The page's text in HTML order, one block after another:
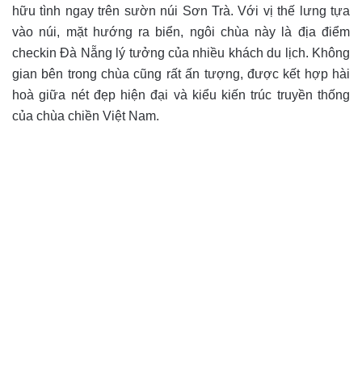
hữu tình ngay trên sườn núi Sơn Trà. Với vị thế lưng tựa
vào núi, mặt hướng ra biển, ngôi chùa này là địa điểm
checkin Đà Nẵng lý tưởng của nhiều khách du lịch. Không
gian bên trong chùa cũng rất ấn tượng, được kết hợp hài
hoà giữa nét đẹp hiện đại và kiểu kiến trúc truyền thống
của chùa chiền Việt Nam.